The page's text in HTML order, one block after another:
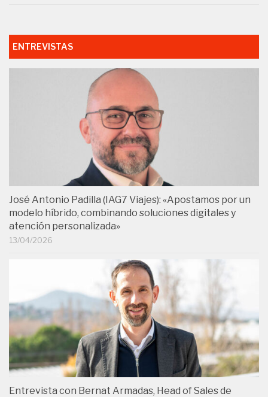
ENTREVISTAS
José Antonio Padilla (IAG7 Viajes): «Apostamos por un
modelo híbrido, combinando soluciones digitales y
atención personalizada»
13/04/2026
Entrevista con Bernat Armadas, Head of Sales de